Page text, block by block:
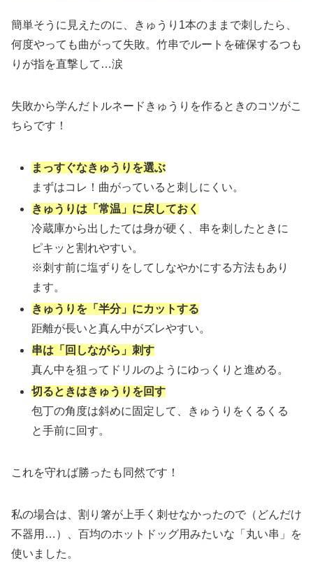
簡単そうに見えたのに、きゅうり1本のままで刺したら、
何度やっても曲がって失敗。竹串でルートを確保するつも
りが指を直撃して…涙
失敗から学んだトルネードきゅうりを作るときのコツがこ
ちらです！
まっすぐなきゅうりを選ぶ
まずはコレ！曲がっていると刺しにくい。
きゅうりは「常温 」に戻しておく
冷蔵庫から出したては身が硬く、串を刺したときに
ピキッと割れやすい。
※刺す前に塩ずりをしてしなやかにする方法もあり
ます。
きゅうりを「半分」にカットする
距離が長いと真ん中がズレやすい。
串は「 回しながら 」刺す
真ん中を狙ってドリルのようにゆっくりと進める。
切るときはきゅうりを回す
包丁の角度は斜めに固定して、きゅうりをくるくる
と手前に回す。
これを守れば勝ったも同然です！
私の場合は、割り箸が上手く刺せなかったので（どんだけ
不器用…）、百均のホットドッグ用みたいな「丸い串」を
使いました。